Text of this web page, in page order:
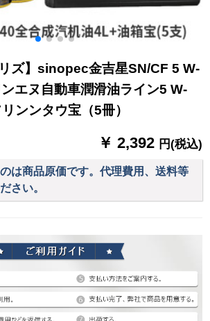
ズ】sinopec金吉星SN/CF 5 W-
エヌ自動車潤滑油ライン5 W-
ンンタウ宝（5冊）
￥ 2,392 円(税込)
は商品原価です。代理費用、送料等
さい。